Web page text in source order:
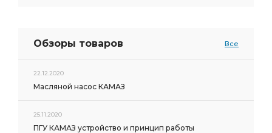
Обзоры товаров Все
22.12.2020
Масляной насос КАМАЗ
25.11.2020
ПГУ КАМАЗ устройство и принцип работы